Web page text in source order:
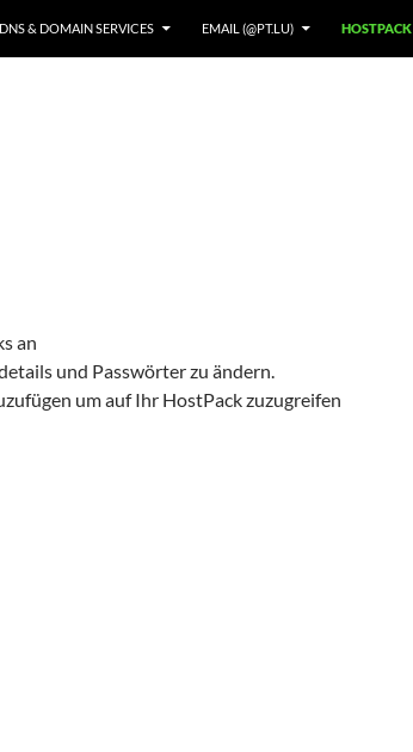
DNS & DOMAIN SERVICES EMAIL (@PT.LU) HOSTPACK
an
und Passwörter zu ändern.
um auf Ihr HostPack zuzugreifen